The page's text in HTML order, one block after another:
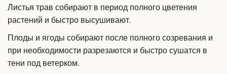
Листья трав собирают в период полного цветения
растений и быстро высушивают.
Плоды и ягоды собирают после полного созревания и
при необходимости разрезаются и быстро сушатся в
тени под ветерком.